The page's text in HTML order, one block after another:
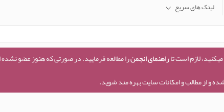
لینک های سریع
لازم است تاراهنمای انجمنرا مطالعه فرمایید. در صورتی که هنوز عضو
و از مطالب و امکانات سایت بهره مند شوید.